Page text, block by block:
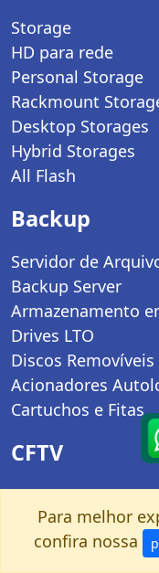
Storage
HD para rede
Personal Storage
Rackmount
Desktop Storages
Hybrid Storages
All Flash
Backup
Servidor de
Backup Server
Armazenamento
Drives LTO
Discos Removíveis
Acionadores
Cartuchos e Fitas
CFTV
Servidores CFTV
Storages p/ CFTV
NVRs
Para melhor
confira nossa